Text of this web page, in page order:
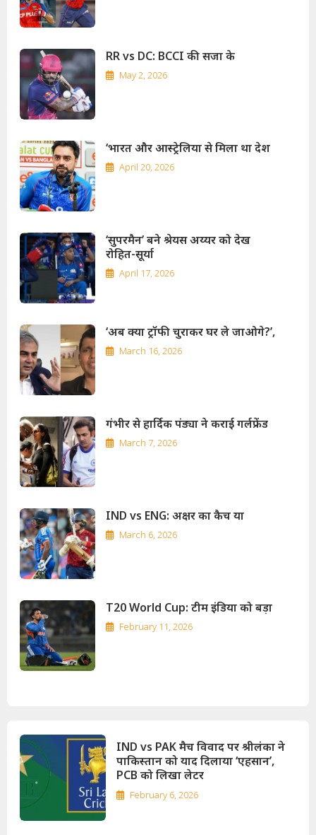
RR vs DC: BCCI की सजा के
May 2, 2026
‘भारत और आस्ट्रेलिया से मिला था देश
April 20, 2026
‘सुपरमैन’ बने श्रेयस अय्यर को देख
रोहित-सूर्या
April 17, 2026
‘अब क्या ट्रॉफी चुराकर घर ले जाओगे?’,
March 16, 2026
गंभीर से हार्दिक पंड्या ने कराई गर्लफ्रेंड
March 7, 2026
IND vs ENG: अक्षर का कैच या
March 6, 2026
T20 World Cup: टीम इंडिया को बड़ा
February 11, 2026
IND vs PAK मैच विवाद पर श्रीलंका ने
पाकिस्तान को याद दिलाया ‘एहसान’,
PCB को लिखा लेटर
February 6, 2026